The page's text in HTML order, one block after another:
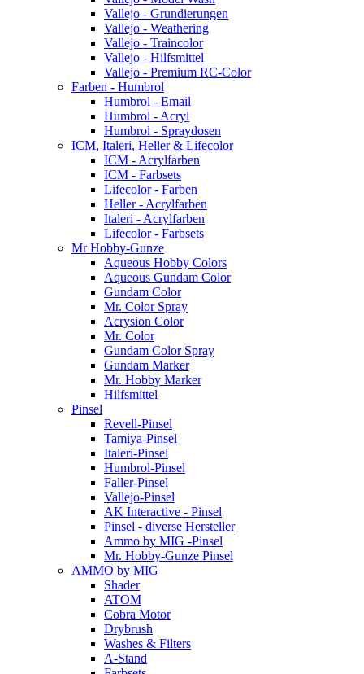
Vallejo - Grundierungen
Vallejo - Weathering
Vallejo - Traincolor
Vallejo - Hilfsmittel
Vallejo - Premium RC-Color
Farben - Humbrol
Humbrol - Email
Humbrol - Acryl
Humbrol - Spraydosen
ICM, Italeri, Heller & Lifecolor
ICM - Acrylfarben
ICM - Farbsets
Lifecolor - Farben
Heller - Acrylfarben
Italeri - Acrylfarben
Lifecolor - Farbsets
Mr Hobby-Gunze
Aqueous Hobby Colors
Aqueous Gundam Color
Gundam Color
Mr. Color Spray
Acrysion Color
Mr. Color
Gundam Color Spray
Gundam Marker
Mr. Hobby Marker
Hilfsmittel
Pinsel
Revell-Pinsel
Tamiya-Pinsel
Italeri-Pinsel
Humbrol-Pinsel
Faller-Pinsel
Vallejo-Pinsel
AK Interactive - Pinsel
Pinsel - diverse Hersteller
Ammo by MIG -Pinsel
Mr. Hobby-Gunze Pinsel
AMMO by MIG
Shader
ATOM
Cobra Motor
Drybrush
Washes & Filters
A-Stand